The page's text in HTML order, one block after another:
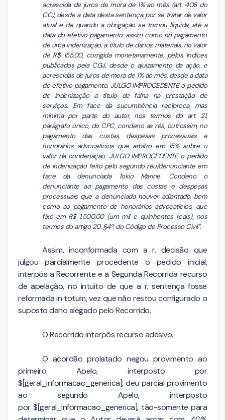
acrescida de juros de mora de 1% ao mês (art. 406 do
CC), desde a data desta sentença, por se tratar de valor
atual e de quando a obrigação se tornou líquida, até a
data do efetivo pagamento, assim como no pagamento
de uma indenização, a título de danos materiais, no valor
de R$ 155,00, corrigida monetariamente, pelos índices
publicados pela CGJ, desde o ajuizamento da ação, e
acrescidas de juros de mora de 1% ao mês, desde a data
do efetivo pagamento. JULGO IMPROCEDENTE o pedido
de indenização a título de falha na prestação de
serviços. Em face da sucumbência recíproca, mas
mínima por parte do autor, nos termos do art. 21,
parágrafo único, do CPC, condeno as rés, outrossim, no
pagamento das custas, despesas processuais e
honorários advocatícios que arbitro em 15% sobre o
valor da condenação. JULGO IMPROCEDENTE o pedido
de indenização feito pelo segundo réu/denunciante em
face da denunciada Tokio Marine. Condeno o
denunciante ao pagamento das custas e despesas
processuais que a denunciada houver adiantado, bem
como ao pagamento de honorários advocatícios, que
fixo em R$ 1.500,00 (um mil e quinhentos reais), nos
termos do artigo 20, §4º, do Código de Processo Civil”.
Assim, inconformada com a r. decisão que
julgou parcialmente procedente o pedido inicial,
interpôs a Recorrente e a Segunda Recorrida recurso
de apelação, no intuito de que a r. sentença fosse
reformada in totum, vez que não restou configurado o
suposto dano alegado pelo Recorrido.
O Recorrido interpôs recurso adesivo.
O acordão prolatado negou provimento ao
primeiro Apelo, interposto por
$[geral_informacao_generica]; deu parcial provimento
ao segundo Apelo, interposto
por $[geral_informacao_generica], tão-somente para